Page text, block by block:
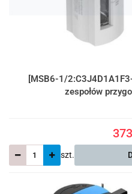
[MSB6-1/
zespołów
szt.